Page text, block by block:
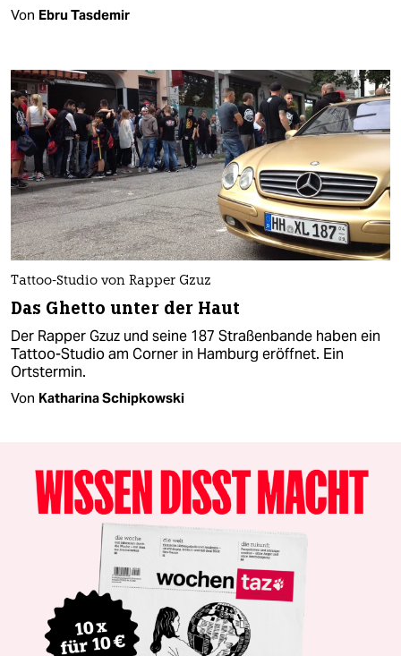
Von Ebru Tasdemir
Tattoo-Studio von Rapper Gzuz
Das Ghetto unter der Haut
Der Rapper Gzuz und seine 187 Straßenbande haben ein
Tattoo-Studio am Corner in Hamburg eröffnet. Ein
Ortstermin.
Von Katharina Schipkowski